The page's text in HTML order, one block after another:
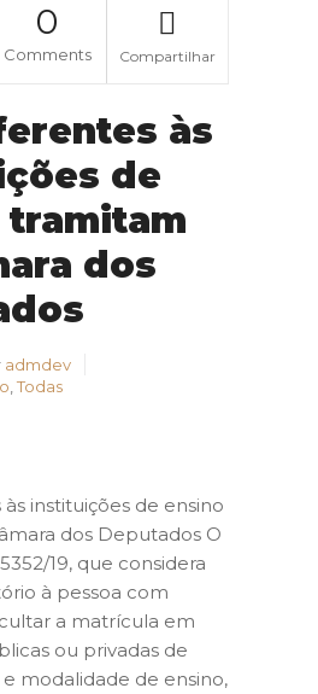
0
Comments Compartilhar
às
de
tramitam
dos
admdev
,Todas
instituições de ensino
dos Deputados O
19, que considera
à pessoa com
a matrícula em
ou privadas de
modalidade de ensino,